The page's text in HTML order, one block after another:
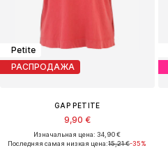
Petite
РАСПРОДАЖА
GAP PETITE
9,90 €
Изначальная цена: 34,90 €
Последняя самая низкая цена:15,21 €-35%